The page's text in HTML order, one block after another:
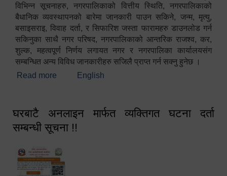
विभिन्न सूचनाहरु, नगरपालिकाको वित्तीय स्थिति, नगरपालिकाको
बैधानिक व्यवस्थापनको बारेमा जानकारी पाउन सकिने, जन्म, मृत्यु,
बसाइसराइ, विवाह दर्ता, र सिफारिश जस्ता फारामहरु डाउनलोड गर्न
सकिनुका साथै नगर परिषद, नगरपालिकाको आन्तरिक राजश्व, कर,
शुल्क, महत्वपूर्ण निर्णय लगायत नगर र नगरपालिका कार्यालयसंग
सम्बन्धित अन्य विविध जानकारीहरु सजिलै प्राप्त गर्न सक्नु हुनेछ ।
Read more about स्वागतम!!!
English
घरबाटै अनलाइन मार्फत व्यक्तिगत घटना दर्ता
सम्बन्धी सूचना !!